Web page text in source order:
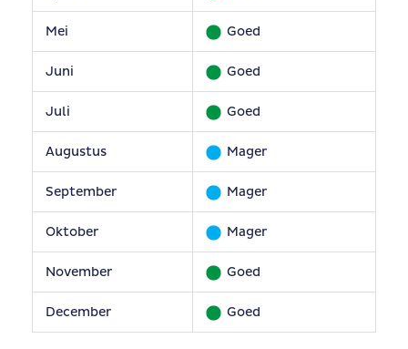
Mei Goed
Juni Goed
Juli Goed
Augustus Mager
September Mager
Oktober Mager
November Goed
December Goed